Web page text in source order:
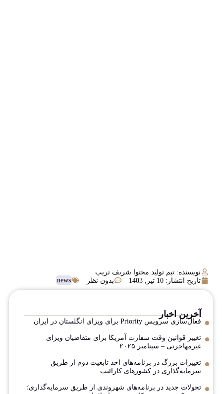
نویسنده: تیم تولید محتوا شریف تریپ
تاریخ انتشار: 10 تیر, 1403 بدون نظر news
آخرین اخبار
فعال‌سازی سرویس Priority برای ویزای انگلستان در ایران
تغییر قوانین وقت سفارت آمریکا برای متقاضیان ویزای
غیرمهاجرتی – سپتامبر ۲۰۲۵
تغییرات بزرگ در برنامه‌های اخذ تابعیت دوم از طریق
سرمایه‌گذاری در کشورهای کارائیب
تحولات جدید در برنامه‌های شهروندی از طریق سرمایه‌گذاری؛